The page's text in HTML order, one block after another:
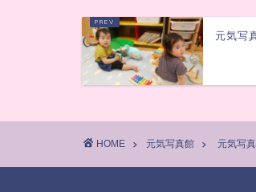
元気写
HOME 元気写真館 元気写